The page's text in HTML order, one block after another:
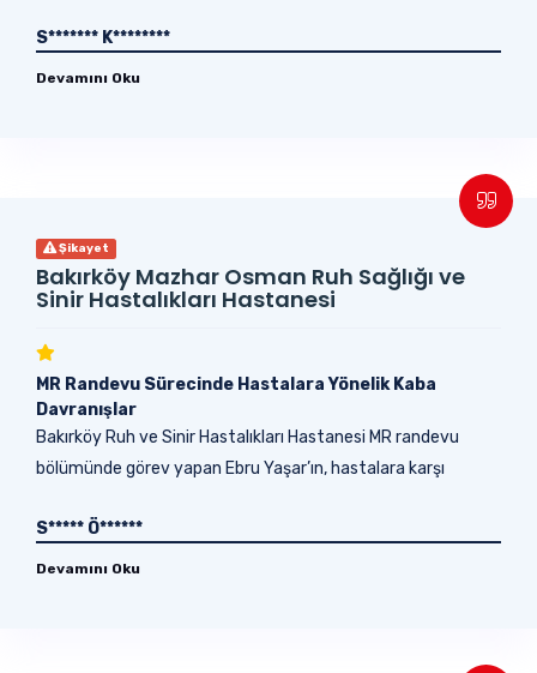
S******* K********
Devamını Oku
Şikayet
Bakırköy Mazhar Osman Ruh Sağlığı ve
Sinir Hastalıkları Hastanesi
MR Randevu Sürecinde Hastalara Yönelik Kaba
Davranışlar
Bakırköy Ruh ve Sinir Hastalıkları Hastanesi MR randevu
bölümünde görev yapan Ebru Yaşar’ın, hastalara karşı
S***** Ö******
Devamını Oku